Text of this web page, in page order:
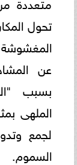
تحول
عن
بسبب
الملهى
لجمع
السموم.